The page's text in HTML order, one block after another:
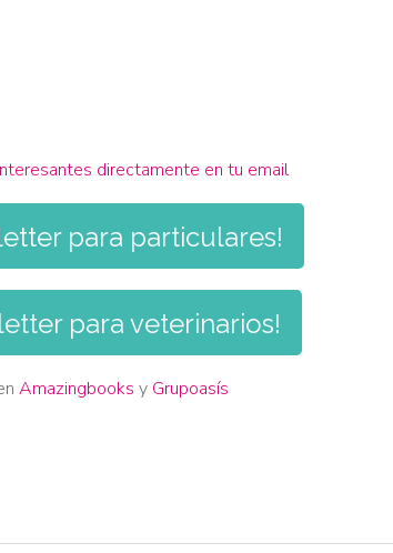
directamente en tu email
para particulares!
para veterinarios!
Amazingbooks y Grupoasís